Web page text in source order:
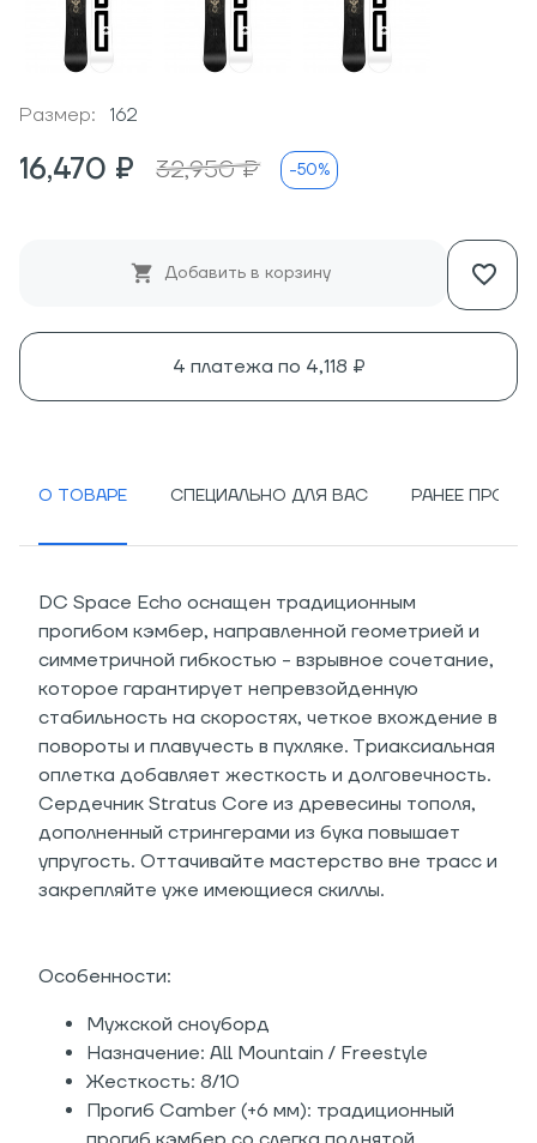
Размер: 162
16,470 ₽ 32,950 ₽ -50%
Добавить в корзину
4 платежа по 4,118 ₽
О ТОВАРЕ СПЕЦИАЛЬНО ДЛЯ ВАС РАНЕЕ
DC Space Echo оснащен традиционным
прогибом кэмбер, направленной геометрией и
симметричной гибкостью - взрывное сочетание,
которое гарантирует непревзойденную
стабильность на скоростях, четкое вхождение в
повороты и плавучесть в пухляке. Триаксиальная
оплетка добавляет жесткость и долговечность.
Сердечник Stratus Core из древесины тополя,
дополненный стрингерами из бука повышает
упругость. Оттачивайте мастерство вне трасс и
закрепляйте уже имеющиеся скиллы.
Особенности:
Мужской сноуборд
Назначение: All Mountain / Freestyle
Жесткость: 8/10
Прогиб Camber (+6 мм): традиционный